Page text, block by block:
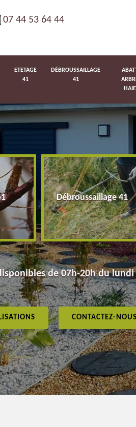
07 44 53 64 44
ETETAGE
41
DÉBROUSSAILLAGE
41
Débroussaillage 41
de 07h-20h du
CONTACTEZ-